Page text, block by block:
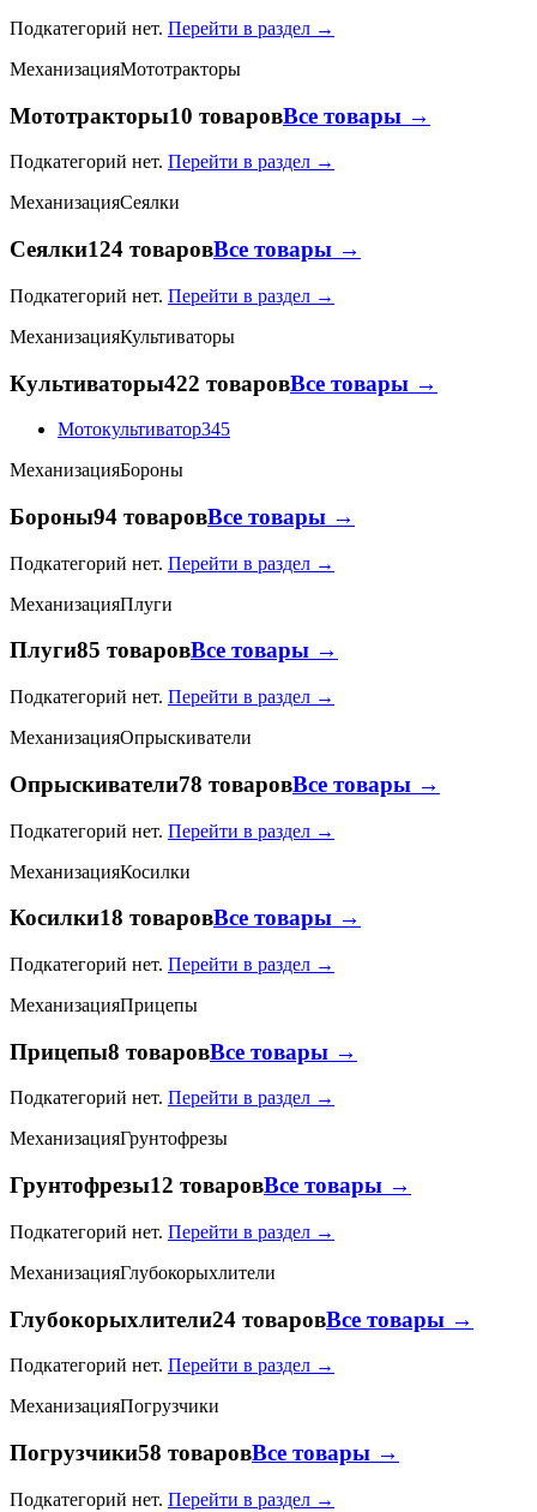
Подкатегорий нет. Перейти в раздел →
МеханизацияМототракторы
Мототракторы10 товаровВсе товары →
Подкатегорий нет. Перейти в раздел →
МеханизацияСеялки
Сеялки124 товаровВсе товары →
Подкатегорий нет. Перейти в раздел →
МеханизацияКультиваторы
Культиваторы422 товаровВсе товары →
Мотокультиватор345
МеханизацияБороны
Бороны94 товаровВсе товары →
Подкатегорий нет. Перейти в раздел →
МеханизацияПлуги
Плуги85 товаровВсе товары →
Подкатегорий нет. Перейти в раздел →
МеханизацияОпрыскиватели
Опрыскиватели78 товаровВсе товары →
Подкатегорий нет. Перейти в раздел →
МеханизацияКосилки
Косилки18 товаровВсе товары →
Подкатегорий нет. Перейти в раздел →
МеханизацияПрицепы
Прицепы8 товаровВсе товары →
Подкатегорий нет. Перейти в раздел →
МеханизацияГрунтофрезы
Грунтофрезы12 товаровВсе товары →
Подкатегорий нет. Перейти в раздел →
МеханизацияГлубокорыхлители
Глубокорыхлители24 товаровВсе товары →
Подкатегорий нет. Перейти в раздел →
МеханизацияПогрузчики
Погрузчики58 товаровВсе товары →
Подкатегорий нет. Перейти в раздел →